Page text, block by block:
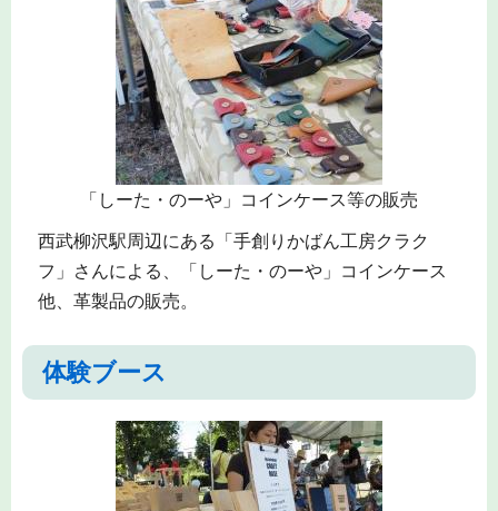
「しーた・のーや」コインケース等の販売
西武柳沢駅周辺にある「手創りかばん工房クラク
フ」さんによる、「しーた・のーや」コインケース
他、革製品の販売。
体験ブース